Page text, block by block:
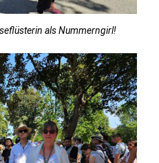
als Nummerngirl!